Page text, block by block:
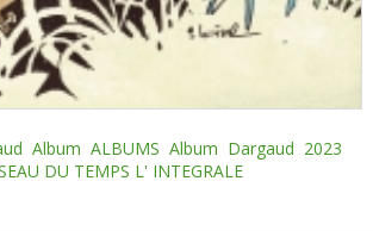
Album ALBUMS Album Dargaud 2023
DU TEMPS L' INTEGRALE